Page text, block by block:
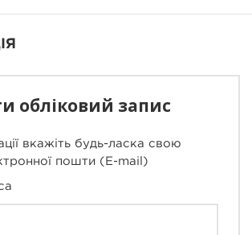
обліковий запис
вкажіть будь-ласка свою
пошти (E-mail)